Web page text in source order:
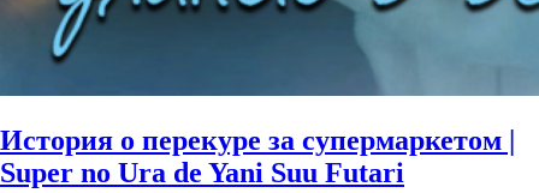
История о перекуре за супермаркетом |
Super no Ura de Yani Suu Futari